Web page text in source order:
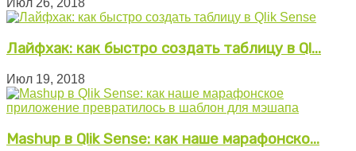
Июл 26, 2018
Лайфхак: как быстро создать таблицу в Ql...
Июл 19, 2018
Mashup в Qlik Sense: как наше марафонско...